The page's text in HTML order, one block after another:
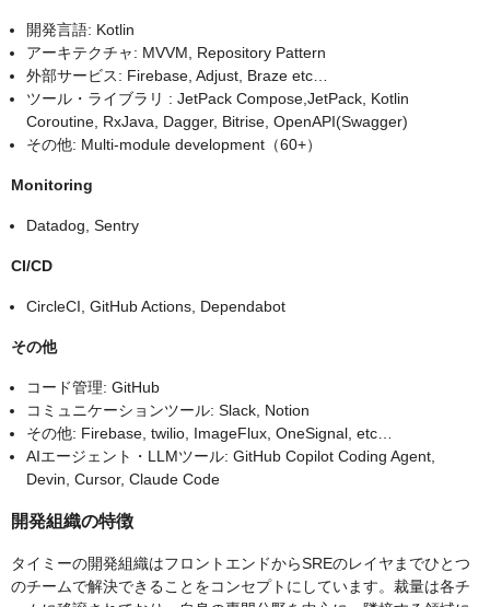
開発言語: Kotlin
アーキテクチャ: MVVM, Repository Pattern
外部サービス: Firebase, Adjust, Braze etc…
ツール・ライブラリ : JetPack Compose,JetPack, Kotlin
Coroutine, RxJava, Dagger, Bitrise, OpenAPI(Swagger)
その他: Multi-module development（60+）
Monitoring
Datadog, Sentry
CI/CD
CircleCI, GitHub Actions, Dependabot
その他
コード管理: GitHub
コミュニケーションツール: Slack, Notion
その他: Firebase, twilio, ImageFlux, OneSignal, etc…
AIエージェント・LLMツール: GitHub Copilot Coding Agent,
Devin, Cursor, Claude Code
開発組織の特徴
タイミーの開発組織はフロントエンドからSREのレイヤまでひとつ
のチームで解決できることをコンセプトにしています。裁量は各チ